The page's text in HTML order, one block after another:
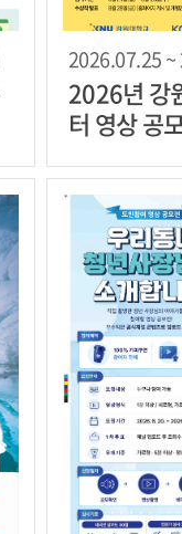
2026.07.25 ~
2026년 강
터 영상 공